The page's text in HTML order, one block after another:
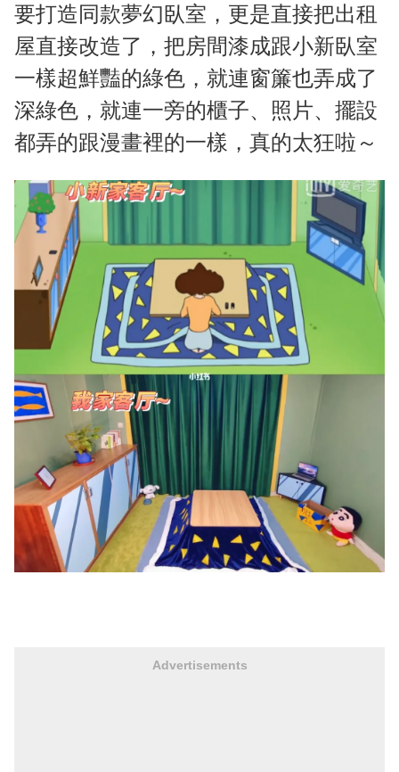
要打造同款夢幻臥室，更是直接把出租
屋直接改造了，把房間漆成跟小新臥室
一樣超鮮豔的綠色，就連窗簾也弄成了
深綠色，就連一旁的櫃子、照片、擺設
都弄的跟漫畫裡的一樣，真的太狂啦～
Advertisements